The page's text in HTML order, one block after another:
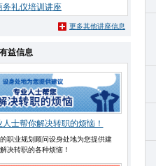
务礼仪培训讲座
更多其他讲座信息
有益信息
人士帮你解决转职的烦恼！
职业规划顾问设身处地为您提供建
决转职的各种烦恼！